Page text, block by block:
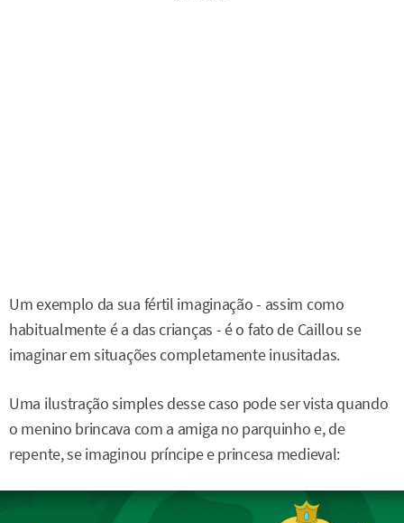
Um exemplo da sua fértil imaginação - assim como
habitualmente é a das crianças - é o fato de Caillou se
imaginar em situações completamente inusitadas.
Uma ilustração simples desse caso pode ser vista quando
o menino brincava com a amiga no parquinho e, de
repente, se imaginou príncipe e princesa medieval: